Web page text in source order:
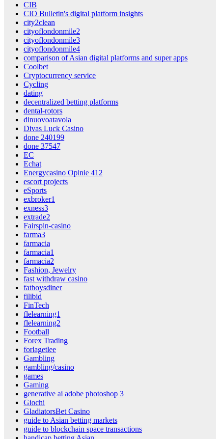
CIB
CIO Bulletin's digital platform insights
city2clean
cityoflondonmile2
cityoflondonmile3
cityoflondonmile4
comparison of Asian digital platforms and super apps
Coolbet
Cryptocurrency service
Cycling
dating
decentralized betting platforms
dental-rotors
dinuovoatavola
Divas Luck Casino
done 240199
done 37547
EC
Echat
Energycasino Opinie 412
escort projects
eSports
exbroker1
exness3
extrade2
Fairspin-casino
farma3
farmacia
farmacia1
farmacia2
Fashion, Jewelry
fast withdraw casino
fatboysdiner
filibid
FinTech
flelearning1
flelearning2
Football
Forex Trading
forlagetlee
Gambling
gambling/casino
games
Gaming
generative ai adobe photoshop 3
Giochi
GladiatorsBet Casino
guide to Asian betting markets
guide to blockchain space transactions